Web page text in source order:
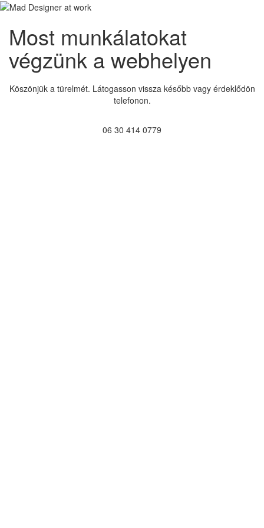
Most munkálatokat
végzünk a webhelyen
Köszönjük a türelmét. Látogasson vissza később vagy érdeklődön
telefonon.
06 30 414 0779